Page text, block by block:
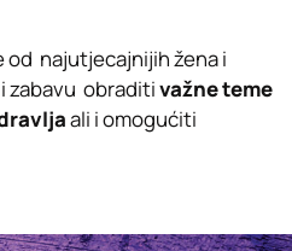
od najutjecajnijih žena i
i zabavu obraditivažne teme
ali i omogućiti